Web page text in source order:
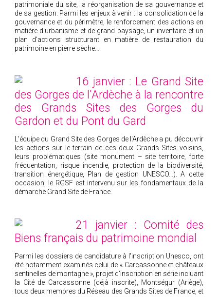
patrimoniale du site, la réorganisation de sa gouvernance et
de sa gestion. Parmi les enjeux à venir : la consolidation de la
gouvernance et du périmètre, le renforcement des actions en
matière d'urbanisme et de grand paysage, un inventaire et un
plan d'actions structurant en matière de restauration du
patrimoine en pierre sèche…
16 janvier : Le Grand Site
des Gorges de l'Ardèche à la rencontre
des Grands Sites des Gorges du
Gardon et du Pont du Gard
L'équipe du Grand Site des Gorges de l'Ardèche a pu découvrir
les actions sur le terrain de ces deux Grands Sites voisins,
leurs problématiques (site monument – site territoire, forte
fréquentation, risque incendie, protection de la biodiversité,
transition énergétique, Plan de gestion UNESCO…). A cette
occasion, le RGSF est intervenu sur les fondamentaux de la
démarche Grand Site de France.
21 janvier : Comité des
Biens français du patrimoine mondial
Parmi les dossiers de candidature à l'inscription Unesco, ont
été notamment examinés celui de « Carcassonne et châteaux
sentinelles de montagne », projet d'inscription en série incluant
la Cité de Carcassonne (déjà inscrite), Montségur (Ariège),
tous deux membres du Réseau des Grands Sites de France, et